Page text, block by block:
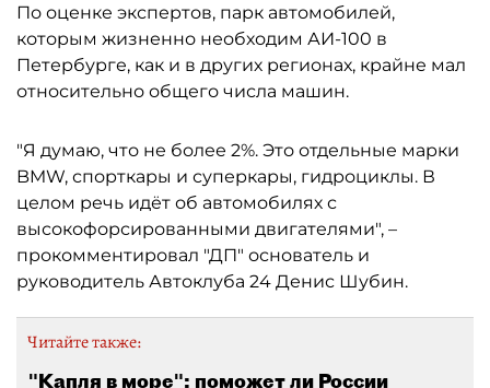
По оценке экспертов, парк автомобилей,
которым жизненно необходим АИ-100 в
Петербурге, как и в других регионах, крайне мал
относительно общего числа машин.
"Я думаю, что не более 2%. Это отдельные марки
BMW, спорткары и суперкары, гидроциклы. В
целом речь идёт об автомобилях с
высокофорсированными двигателями", –
прокомментировал "ДП" основатель и
руководитель Автоклуба 24 Денис Шубин.
Читайте также:
"Капля в море": поможет ли России